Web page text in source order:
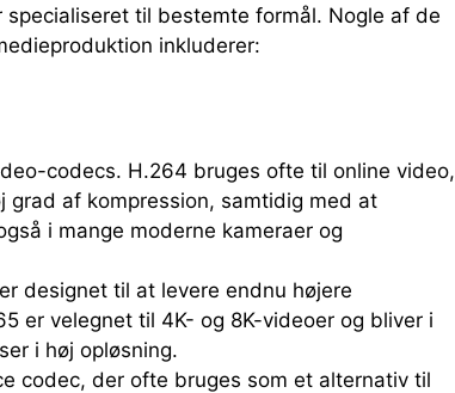
til bestemte formål. Nogle af de
inkluderer:
codecs. H.264 bruges ofte til online video,
grad af kompression, samtidig med at
i mange moderne kameraer og
designet til at levere endnu højere
er velegnet til 4K- og 8K-videoer og bliver i
i høj opløsning.
codec, der ofte bruges som et alternativ til